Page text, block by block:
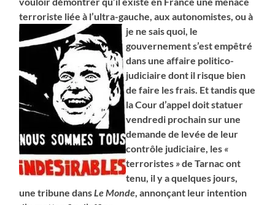
terroriste liée à l’ultra-gauche, aux autonomistes, ou à
je ne sais quoi, le
gouvernement s’est empêtré
dans une affaire politico-
judiciaire dont il risque bien
de faire les frais. Et tandis que
la Cour d’appel doit statuer
vendredi prochain sur une
demande de levée de leur
contrôle judiciaire, les «
terroristes »de Tarnac ont
tenu, il y a quelques jours,
une tribune dans Le Monde , annonçant leur intention